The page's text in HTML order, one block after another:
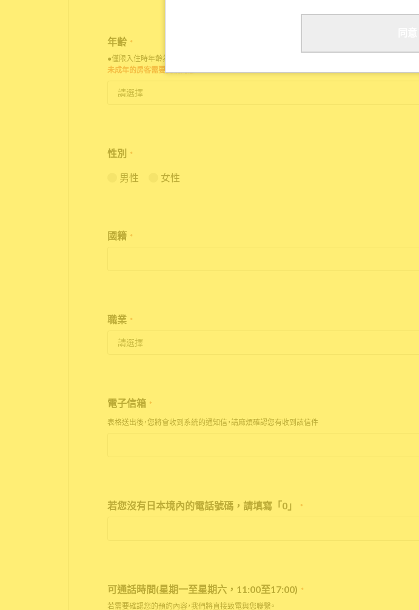
年齢 *
●僅限入住時年齡為18歲至35歲之人士申請入住。
未成年的房客需要雙親同意。
性別 *
男性 女性
國籍 *
職業 *
電子信箱 *
表格送出後，您將會收到系統的通知信，請麻煩確認您有收到該信件
若您沒有日本境內的電話號碼，請填寫「0」 *
可通話時間(星期一至星期六，11:00至17:00) *
若需要確認您的預約內容，我們將直接致電與您聯繫。